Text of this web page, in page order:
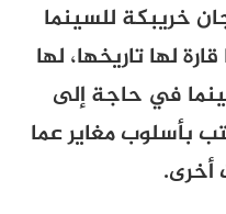
خريبكة للسينما
لها تاريخها، لها
في حاجة إلى
بأسلوب مغاير عما
أخرى.